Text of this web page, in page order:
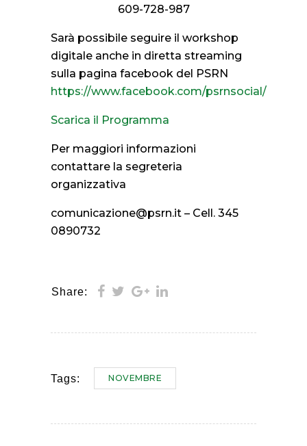
609-728-987
Sarà possibile seguire il workshop
digitale anche in diretta streaming
sulla pagina facebook del PSRN
https://www.facebook.com/psrnsocial/
Scarica il Programma
Per maggiori informazioni
contattare la segreteria
organizzativa
comunicazione@psrn.it – Cell. 345
0890732
Share:
Tags: NOVEMBRE